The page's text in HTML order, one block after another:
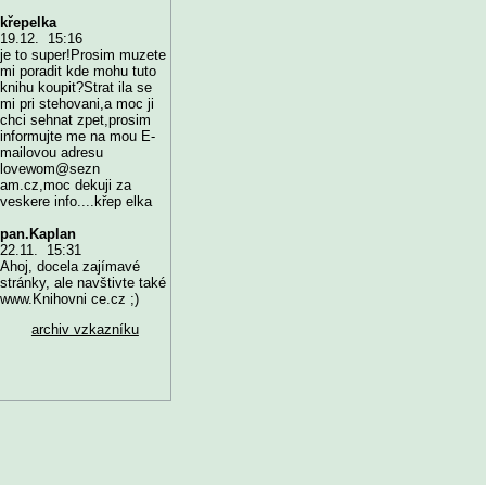
křepelka
19.12. 15:16
je to super!Prosim muzete
mi poradit kde mohu tuto
knihu koupit?Strat ila se
mi pri stehovani,a moc ji
chci sehnat zpet,prosim
informujte me na mou E-
mailovou adresu
lovewom@sezn
am.cz,moc dekuji za
veskere info....křep elka
pan.Kaplan
22.11. 15:31
Ahoj, docela zajímavé
stránky, ale navštivte také
www.Knihovni ce.cz ;)
archiv vzkazníku